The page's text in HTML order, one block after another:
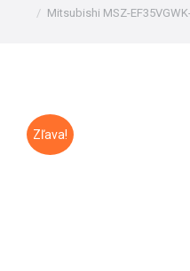
Mitsubishi MSZ-
Zľava!